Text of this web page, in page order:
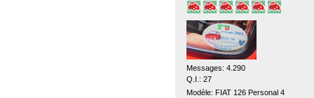
Messages: 4.290
Q.I.: 27
Modèle: FIAT 126 Personal 4